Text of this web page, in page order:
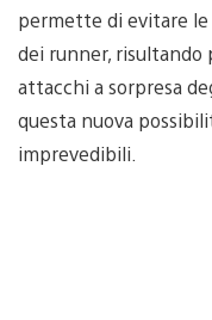
permette di evitare le
dei runner,
attacchi a sorpresa
questa nuova
imprevedibili.